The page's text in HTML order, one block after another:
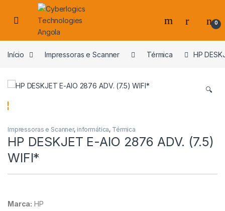
Skip to navigation
Skip to content
0
Início Impressoras e Scanner Térmica HP
🔍
Impressoras e Scanner, informática, Térmica
HP DESKJET E-AIO 2876 ADV. (7.5)
WIFI*
Marca: HP